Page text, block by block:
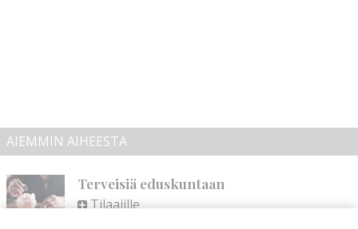
AIEMMIN AIHEESTA
Terveisiä eduskuntaan
Tilaajille